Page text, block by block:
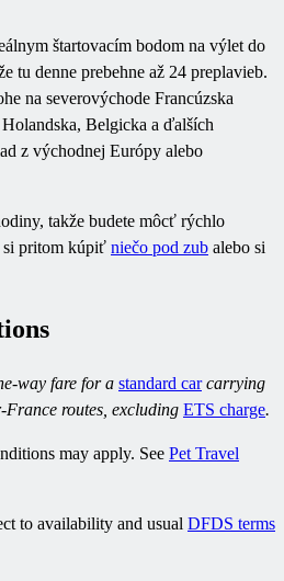
štartovacím bodom na výlet do
tu denne prebehne až 24 preplavieb.
na severovýchode Francúzska
Belgicka a ďalších
z východnej Európy alebo
takže budete môcť rýchlo
si pritom kúpiť niečo pod zub alebo si
way fare for a standard carcarrying
France routes, excluding ETS charge.
may apply. See Pet Travel
to availability and usual DFDS terms